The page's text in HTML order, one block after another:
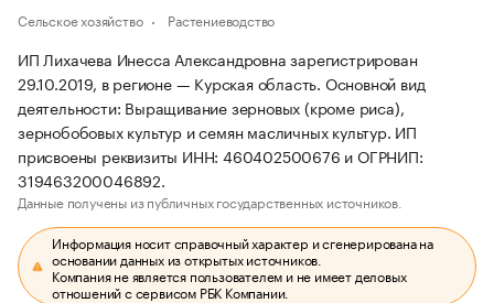
Сельское хозяйство Растениеводство
ИП Лихачева Инесса Александровна зарегистрирован
29.10.2019, в регионе — Курская область. Основной вид
деятельности: Выращивание зерновых (кроме риса),
зернобобовых культур и семян масличных культур. ИП
присвоены реквизиты ИНН: 460402500676 и ОГРНИП:
319463200046892.
Данные получены из публичных государственных источников.
Информация носит справочный характер и сгенерирована на
основании данных из открытых источников.
Компания не является пользователем и не имеет деловых
отношений с сервисом РБК Компании.